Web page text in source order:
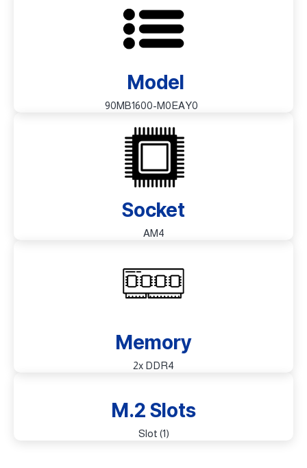
Model
Socket
AM4
Memory
2x DDR4
M.2 Slots
(1) Slot